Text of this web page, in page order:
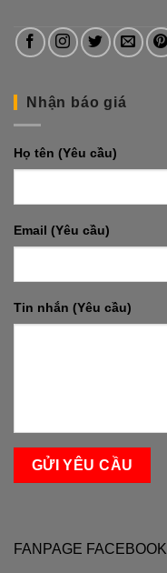
Nhận báo giá
Họ tên (Yêu cầu)
Email (Yêu cầu)
Tin nhắn (Yêu cầu)
FANPAGE FACEBOOK